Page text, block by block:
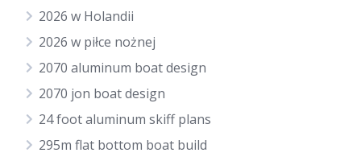
2026 w Holandii
2026 w piłce nożnej
2070 aluminum boat design
2070 jon boat design
24 foot aluminum skiff plans
295m flat bottom boat build